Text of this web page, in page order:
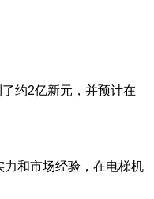
约2亿新元，并预计在
和市场经验，在电梯机